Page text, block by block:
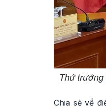
Thứ
Chia sẻ về